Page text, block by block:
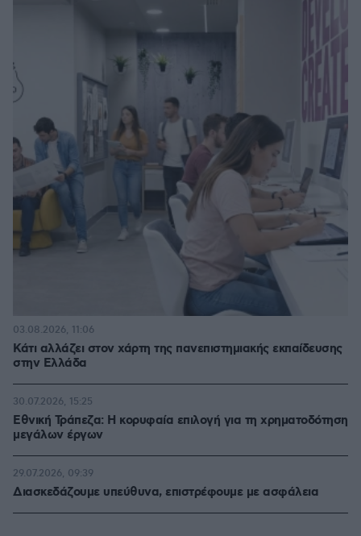
Κάτι αλλάζει στον χάρτη της πανεπιστημιακής εκπαίδευσης
στην Ελλάδα
03.08.2026, 11:06
Εθνική Τράπεζα: Η κορυφαία επιλογή για τη χρηματοδότηση
μεγάλων έργων
30.07.2026, 15:25
Διασκεδάζουμε υπεύθυνα, επιστρέφουμε με ασφάλεια
29.07.2026, 09:39